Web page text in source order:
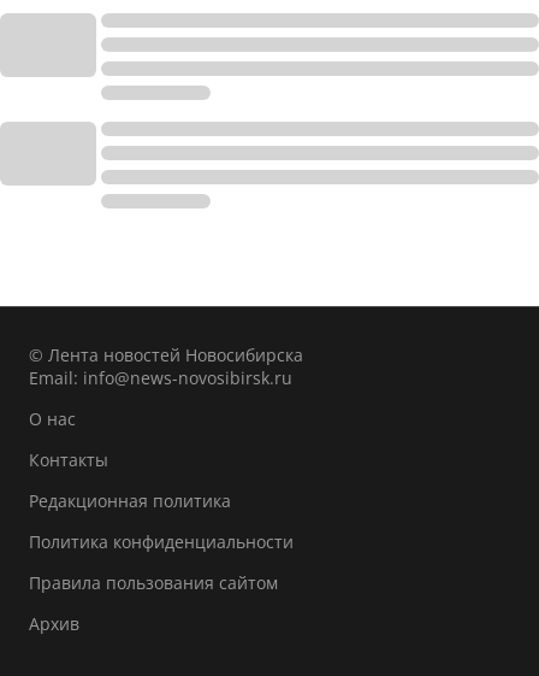
© Лента новостей Новосибирска
Email: info@news-novosibirsk.ru
О нас
Контакты
Редакционная политика
Политика конфиденциальности
Правила пользования сайтом
Архив